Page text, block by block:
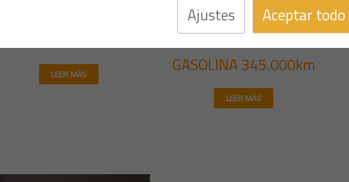
XJ8 4.2 I 290CV
LEER MÁS
Multimarca
MINI COOPER 1.6
GASOLINA 345.000km
LEER MÁS
Ajustes Aceptar todo